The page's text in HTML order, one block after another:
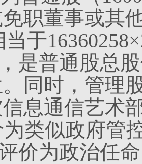
职董事或其
于
是普通股总
同时，管理
息通信艺术
类似政府管
价为政治任